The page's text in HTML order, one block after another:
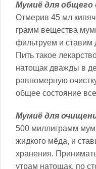
Мумиё для общего
Отмерив 45 мл
грамм вещества
фильтруем и ставим
Пить такое
натощак дважды в
равномерную
общее состояние
Мумиё для
500 миллиграмм
жидкого мёда, и
хранения.
утрам натощак, по